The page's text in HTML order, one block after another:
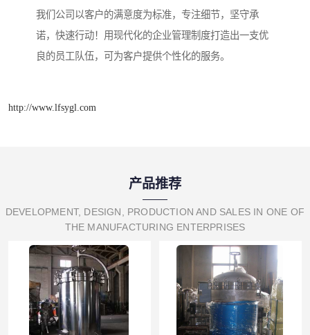
我们公司以客户的满意度为标准，专注细节，坚守承
诺，快速行动！用现代化的企业管理制度打造出一支优
良的员工队伍，可为客户提供个性化的服务。
http://www.lfsygl.com
产品推荐
DEVELOPMENT, DESIGN, PRODUCTION AND SALES IN ONE OF
THE MANUFACTURING ENTERPRISES